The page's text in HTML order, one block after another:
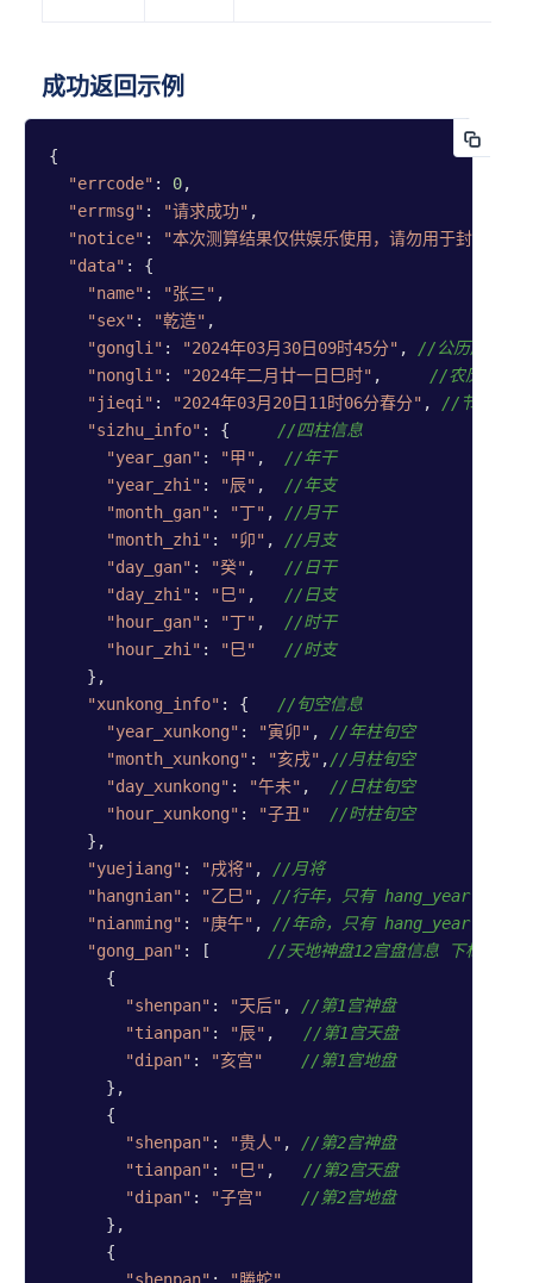
成功返回示例
{
"errcode" : 0,
"errmsg" : "请求成功" ,
"notice" :
"本次测算结果仅供娱乐使用，请勿用于封建迷信
"data" : {
"name" : "张三" ,
"sex" : "乾造" ,
"gongli" : "2024年03月30日09时45分" , //公历起盘时
"nongli" : "2024年二月廿一日巳时" , //农历起盘
"jieqi" : "2024年03月20日11时06分春分" , //节气
"sizhu_info" : { //四柱信息
"year_gan" : "甲" , //年干
"year_zhi" : "辰" , //年支
"month_gan" : "丁" , //月干
"month_zhi" : "卯" , //月支
"day_gan" : "癸" , //日干
"day_zhi" : "巳" , //日支
"hour_gan" : "丁" , //时干
"hour_zhi" : "巳"
//时支
    },
"xunkong_info" : { //旬空信息
"year_xunkong" : "寅卯" , //年柱旬空
"month_xunkong" : "亥戌" ,//月柱旬空
"day_xunkong" : "午未" , //日柱旬空
"hour_xunkong" : "子丑"
//时柱旬空
    },
"yuejiang" : "戌将" , //月将
"hangnian" : "乙巳" , //行年，只有 hang_year 为1时
"nianming" : "庚午" , //年命，只有 hang_year 为1时
"gong_pan" : [ //天地神盘12宫盘信息 下标从0～
      {
"shenpan" : "天后" , //第1宫神盘
"tianpan" : "辰" , //第1宫天盘
"dipan" : "亥宫"
//第1宫地盘
      },
      {
"shenpan" : "贵人" , //第2宫神盘
"tianpan" : "巳" , //第2宫天盘
"dipan" : "子宫"
//第2宫地盘
      },
      {